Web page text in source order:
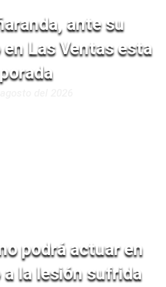
ante su
Las Ventas esta
podrá actuar en
la lesión sufrida